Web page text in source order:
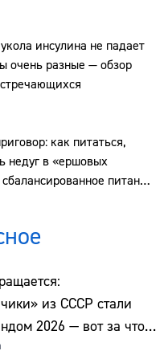
инсулина не падает
очень разные — обзор
как питаться,
недуг в «ершовых
питание
из СССР стали
2026 — вот за что